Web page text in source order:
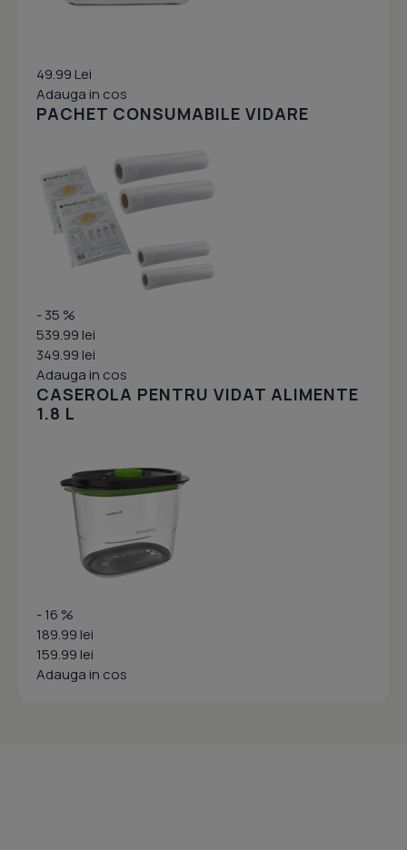
49.99 Lei
Adauga in cos
PACHET CONSUMABILE VIDARE
- 35 %
539.99 lei
349.99 lei
Adauga in cos
CASEROLA PENTRU VIDAT ALIMENTE
1.8 L
- 16 %
189.99 lei
159.99 lei
Adauga in cos